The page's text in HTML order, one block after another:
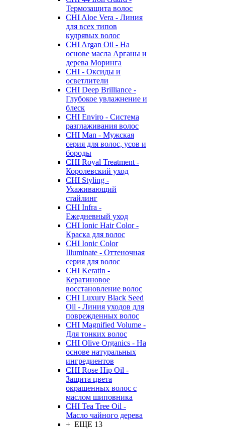
Термозащита волос
CHI Aloe Vera - Линия
для всех типов
кудрявых волос
CHI Argan Oil - На
основе масла Арганы и
дерева Моринга
CHI - Оксиды и
осветлители
CHI Deep Brilliance -
Глубокое увлажнение и
блеск
CHI Enviro - Система
разглаживания волос
CHI Man - Мужская
серия для волос, усов и
бороды
CHI Royal Treatment -
Королевский уход
CHI Styling -
Ухаживающий
стайлинг
CHI Infra -
Ежедневный уход
CHI Ionic Hair Color -
Краска для волос
CHI Ionic Color
Illuminate - Оттеночная
серия для волос
CHI Keratin -
Кератиновое
восстановление волос
CHI Luxury Black Seed
Oil - Линия уходов для
поврежденных волос
CHI Magnified Volume -
Для тонких волос
CHI Olive Organics - На
основе натуральных
ингредиентов
CHI Rose Hip Oil -
Защита цвета
окрашенных волос с
маслом шиповника
CHI Tea Tree Oil -
Масло чайного дерева
+ ЕЩЕ 13